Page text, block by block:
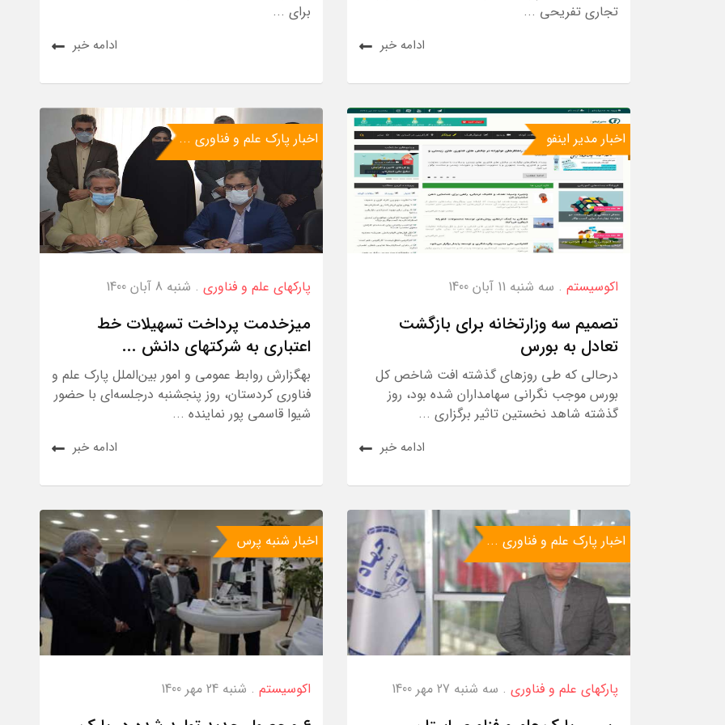
تجاری ‌تفریحی ...
ادامه خبر
برای ...
ادامه خبر
اخبار مدیر اینفو
اکوسیستم . سه شنبه 11 آبان 1400
تصمیم سه وزارتخانه برای بازگشت
تعادل به بورس
درحالی که طی روزهای گذشته افت شاخص کل
بورس موجب نگرانی سهامداران شده بود، روز
گذشته شاهد نخستین تاثیر برگزاری ...
ادامه خبر
اخبار پارک علم و فناوری ...
پارکهای علم و فناوری . شنبه 8 آبان 1400
میزخدمت پرداخت تسهیلات خط
اعتباری به شرکتهای دانش ...
بهگزارش روابط عمومی و امور بین‌الملل پارک علم و
فناوری کردستان، روز پنجشنبه درجلسه‌ای با حضور
شیوا قاسمی پور نماینده ...
ادامه خبر
اخبار پارک علم و فناوری ...
پارکهای علم و فناوری . سه شنبه 27 مهر 1400
اخبار شنبه پرس
اکوسیستم . شنبه 24 مهر 1400